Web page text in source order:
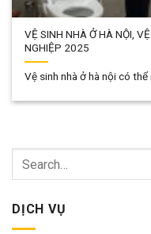
VỆ SINH NHÀ Ở HÀ NỘI,
NGHIỆP 2025
Vệ sinh nhà ở hà nội có thể
DỊCH VỤ